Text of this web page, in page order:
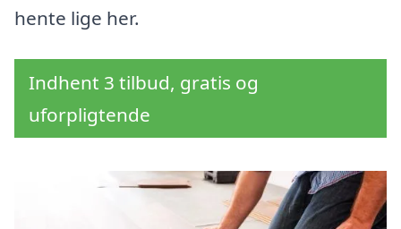
hente lige her.
Indhent 3 tilbud, gratis og
uforpligtende